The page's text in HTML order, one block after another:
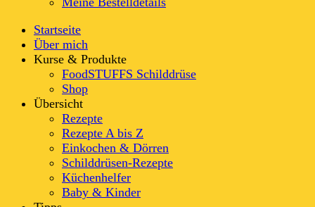
Startseite
Über mich
Kurse & Produkte
FoodSTUFFS Schilddrüse
Shop
Übersicht
Rezepte
Rezepte A bis Z
Einkochen & Dörren
Schilddrüsen-Rezepte
Küchenhelfer
Baby & Kinder